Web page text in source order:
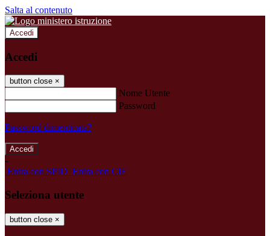
Salta al contenuto
Accedi
Accedi
button close ×
Nome Utente
Password
Password dimenticata?
-
Entra con SPID Entra con CIE
Seleziona utente
button close ×